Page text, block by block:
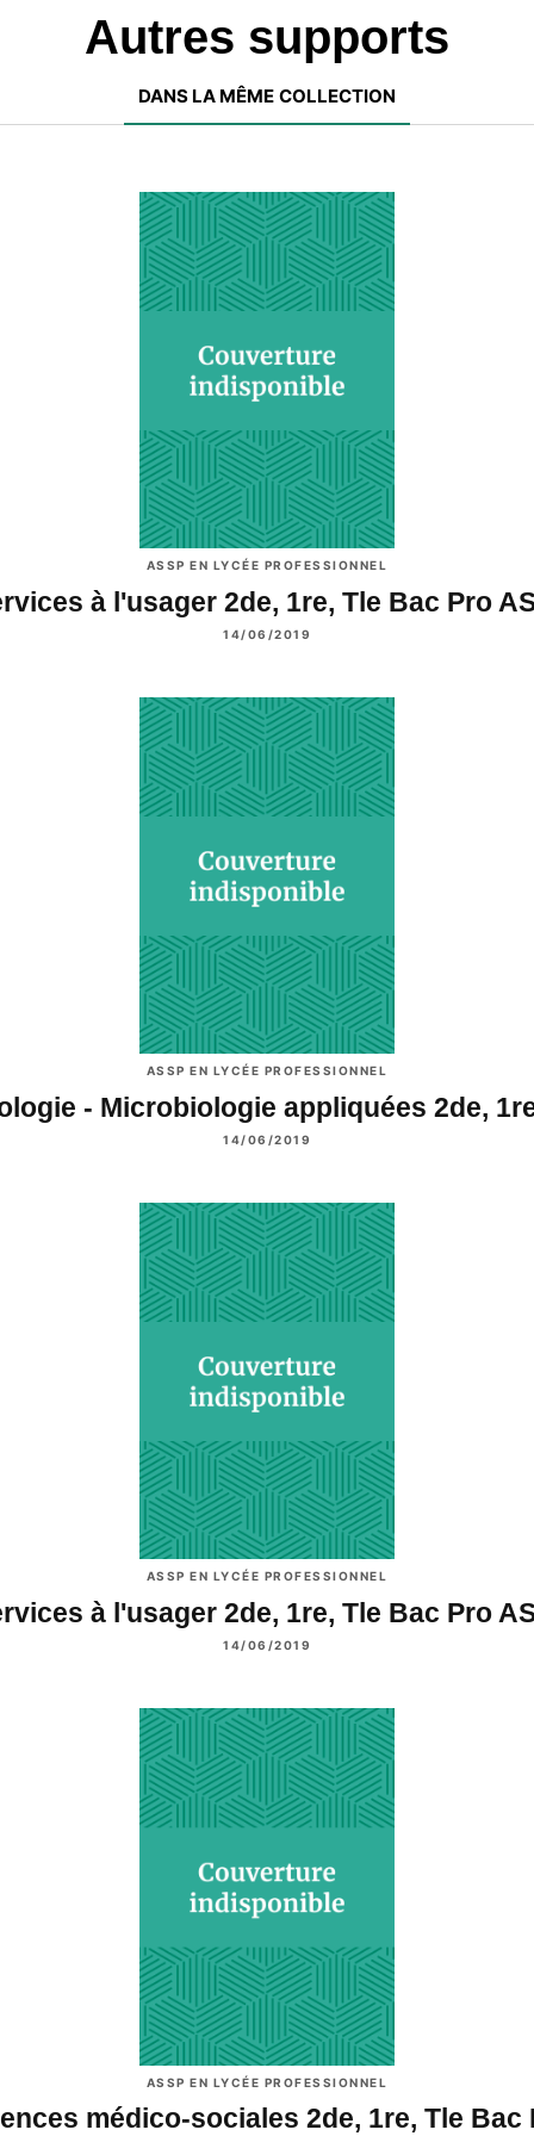
Autres supports
DANS LA MÊME COLLECTION
ASSP EN LYCÉE PROFESSIONNEL
à l'usager 2de, 1re, Tle Bac Pro
14/06/2019
ASSP EN LYCÉE PROFESSIONNEL
- Microbiologie appliquées 2de,
14/06/2019
ASSP EN LYCÉE PROFESSIONNEL
à l'usager 2de, 1re, Tle Bac Pro
14/06/2019
ASSP EN LYCÉE PROFESSIONNEL
médico-sociales 2de, 1re, Tle